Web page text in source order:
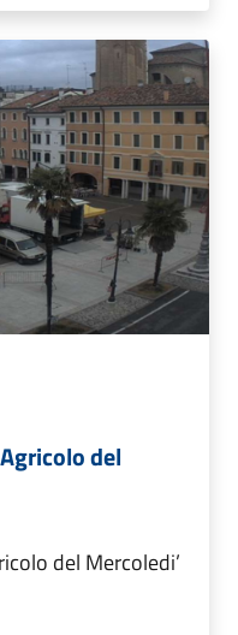
del
del Mercoledi’